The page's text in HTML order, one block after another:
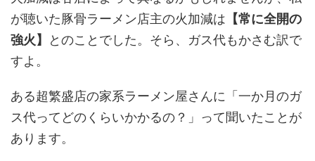
が聴いた豚骨ラーメン店主の火加減は 【常に全開の
強火】
とのことでした。そら、ガス代もかさむ訳で
すよ。
ある超繁盛店の家系ラーメン屋さんに「一か月のガ
ス代ってどのくらいかかるの？」って聞いたことが
あります。